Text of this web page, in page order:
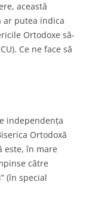
această
ar putea indica
Ortodoxe să-
Ce ne face să
independența
Ortodoxă
este, în mare
către
(în special